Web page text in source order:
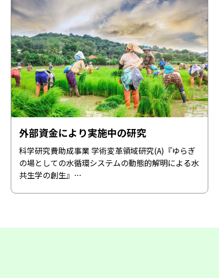
外部資金により実施中の研究
科学研究費助成事業 学術変革領域研究(A)『ゆらぎ
の場としての水循環システムの動態的解明による水
共生学の創生』…